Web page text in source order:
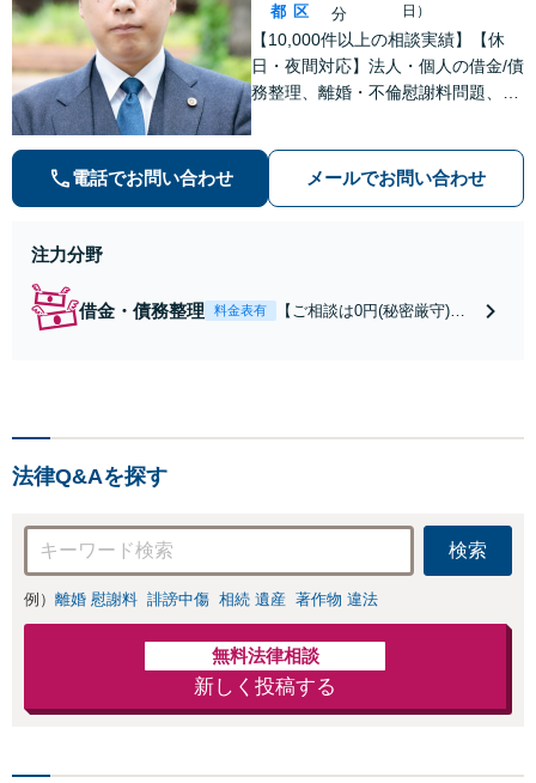
都 区
分
日）
【10,000件以上の相談実績】【休
日・夜間対応】法人・個人の借金/債
務整理、離婚・不倫慰謝料問題、刑
ディーに対応いたします。
電話でお問い合わせ メールでお問い合わせ
注力分野
借金・債務整理 料金表有
【ご相談は0円(秘密厳守)】
法律Q&Aを探す
検索
例） 離婚 慰謝料 誹謗中傷 相続 遺産 著作物 違法
無料法律相談
新しく投稿する